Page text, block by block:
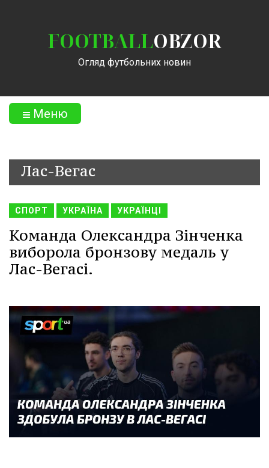
FOOTBALLOBZOR
Огляд футбольних новин
Меню
Лас-Вегас
СПОРТ УКРАЇНА УКРАЇНЦІ
Команда Олександра Зінченка
виборола бронзову медаль у
Лас-Вегасі.